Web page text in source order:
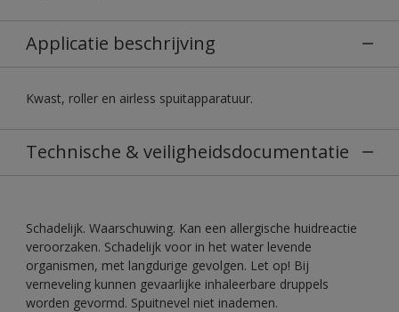
Applicatie beschrijving
Kwast, roller en airless spuitapparatuur.
Technische & veiligheidsdocumentatie
Schadelijk. Waarschuwing. Kan een allergische huidreactie
veroorzaken. Schadelijk voor in het water levende
organismen, met langdurige gevolgen. Let op! Bij
verneveling kunnen gevaarlijke inhaleerbare druppels
worden gevormd. Spuitnevel niet inademen.